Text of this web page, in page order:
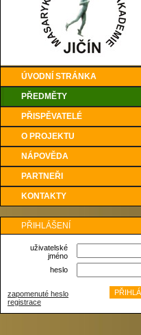
ÚVODNÍ STRÁNKA
PŘEDMĚTY
PŘISPĚVATELÉ
O PROJEKTU
NÁPOVĚDA
PARTNEŘI
KONTAKTY
PŘIHLÁŠENÍ
uživatelské
jméno
heslo
zapomenuté heslo
registrace